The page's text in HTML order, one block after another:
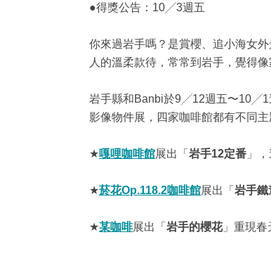
●得獎公告：10╱3週五
你來過岩手嗎？是賞櫻、追小海女
人的溫柔款待，常常到岩手，覺得
岩手縣和Banbi於9╱12週五〜10╱1
影像物件展，四家咖啡館都有不同主
★嘎哩咖啡館展出「 岩手12定番 」
★菸花Op.118.2咖啡館展出「 岩手鐵
★某咖啡展出「 岩手的櫻花」重現春